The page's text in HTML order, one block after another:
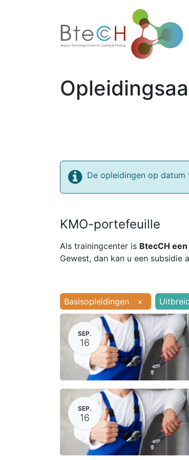
De opleidingen op datum
KMO-portefeuille
Als trainingcenter is BtecCH
Gewest, dan kan u een
Basisopleidingen ×
SEP.
16
SEP.
16